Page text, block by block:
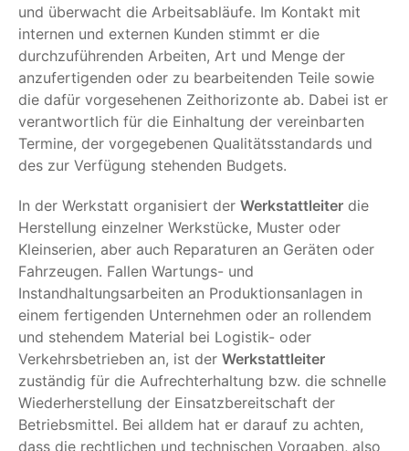
und überwacht die Arbeitsabläufe. Im Kontakt mit
internen und externen Kunden stimmt er die
durchzuführenden Arbeiten, Art und Menge der
anzufertigenden oder zu bearbeitenden Teile sowie
die dafür vorgesehenen Zeithorizonte ab. Dabei ist er
verantwortlich für die Einhaltung der vereinbarten
Termine, der vorgegebenen Qualitätsstandards und
des zur Verfügung stehenden Budgets.
In der Werkstatt organisiert der Werkstattleiter die
Herstellung einzelner Werkstücke, Muster oder
Kleinserien, aber auch Reparaturen an Geräten oder
Fahrzeugen. Fallen Wartungs- und
Instandhaltungsarbeiten an Produktionsanlagen in
einem fertigenden Unternehmen oder an rollendem
und stehendem Material bei Logistik- oder
Verkehrsbetrieben an, ist der Werkstattleiter
zuständig für die Aufrechterhaltung bzw. die schnelle
Wiederherstellung der Einsatzbereitschaft der
Betriebsmittel. Bei alldem hat er darauf zu achten,
dass die rechtlichen und technischen Vorgaben, also